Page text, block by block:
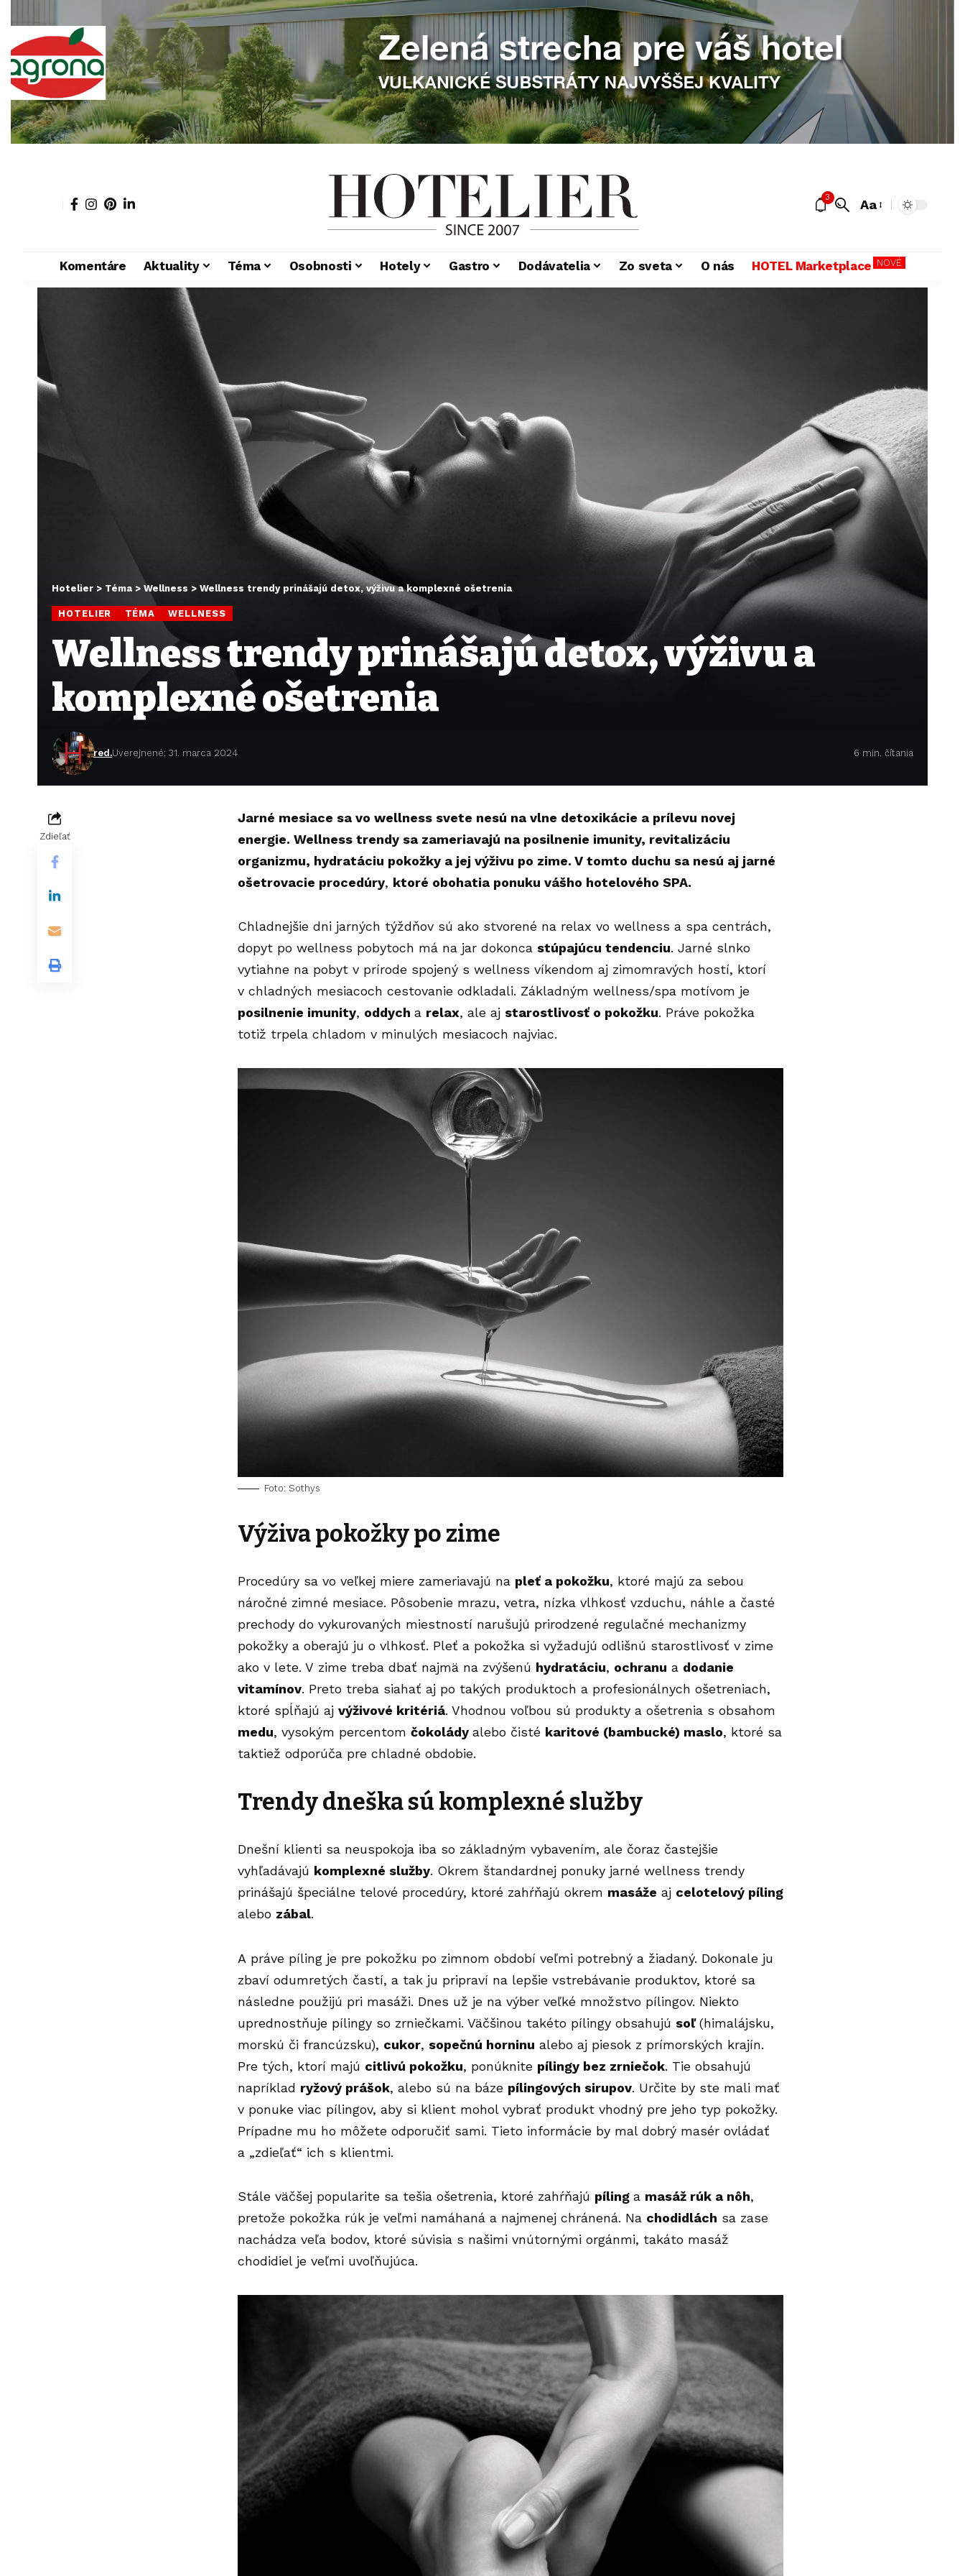
3 Aa
Komentáre Aktuality Téma Osobnosti Hotely Gastro Dodávatelia Zo sveta O nás HOTEL Marketplace NOVÉ
Hotelier > Téma > Wellness > Wellness trendy prinášajú detox, výživu a komplexné ošetrenia
HOTELIER TÉMA WELLNESS
Wellness trendy prinášajú detox, výživu a
komplexné ošetrenia
red.Uverejnené: 31. marca 2024 6 min. čítania
Zdieľať
Jarné mesiace sa vo wellness svete nesú na vlne detoxikácie a prílevu novej
energie. Wellness trendy sa zameriavajú na posilnenie imunity, revitalizáciu
organizmu, hydratáciu pokožky a jej výživu po zime. V tomto duchu sa nesú aj jarné
ošetrovacie procedúry, ktoré obohatia ponuku vášho hotelového SPA.
Chladnejšie dni jarných týždňov sú ako stvorené na relax vo wellness a spa centrách,
dopyt po wellness pobytoch má na jar dokonca stúpajúcu tendenciu. Jarné slnko
vytiahne na pobyt v prírode spojený s wellness víkendom aj zimomravých hostí, ktorí
v chladných mesiacoch cestovanie odkladali. Základným wellness/spa motívom je
posilnenie imunity, oddych a relax, ale aj starostlivosť o pokožku. Práve pokožka
totiž trpela chladom v minulých mesiacoch najviac.
Foto: Sothys
Výživa pokožky po zime
Procedúry sa vo veľkej miere zameriavajú na pleť a pokožku, ktoré majú za sebou
náročné zimné mesiace. Pôsobenie mrazu, vetra, nízka vlhkosť vzduchu, náhle a časté
prechody do vykurovaných miestností narušujú prirodzené regulačné mechanizmy
pokožky a oberajú ju o vlhkosť. Pleť a pokožka si vyžadujú odlišnú starostlivosť v zime
ako v lete. V zime treba dbať najmä na zvýšenú hydratáciu, ochranu a dodanie
vitamínov. Preto treba siahať aj po takých produktoch a profesionálnych ošetreniach,
ktoré spĺňajú aj výživové kritériá. Vhodnou voľbou sú produkty a ošetrenia s obsahom
medu, vysokým percentom čokolády alebo čisté karitové (bambucké) maslo, ktoré sa
taktiež odporúča pre chladné obdobie.
Trendy dneška sú komplexné služby
Dnešní klienti sa neuspokoja iba so základným vybavením, ale čoraz častejšie
vyhľadávajú komplexné služby. Okrem štandardnej ponuky jarné wellness trendy
prinášajú špeciálne telové procedúry, ktoré zahŕňajú okrem masáže aj celotelový píling
alebo zábal.
A práve píling je pre pokožku po zimnom období veľmi potrebný a žiadaný. Dokonale ju
zbaví odumretých častí, a tak ju pripraví na lepšie vstrebávanie produktov, ktoré sa
následne použijú pri masáži. Dnes už je na výber veľké množstvo pílingov. Niekto
uprednostňuje pílingy so zrniečkami. Väčšinou takéto pílingy obsahujú soľ(himalájsku,
morskú či francúzsku), cukor, sopečnú horninu alebo aj piesok z prímorských krajín.
Pre tých, ktorí majú citlivú pokožku, ponúknite pílingy bez zrniečok. Tie obsahujú
napríklad ryžový prášok, alebo sú na báze pílingových sirupov. Určite by ste mali mať
v ponuke viac pílingov, aby si klient mohol vybrať produkt vhodný pre jeho typ pokožky.
Prípadne mu ho môžete odporučiť sami. Tieto informácie by mal dobrý masér ovládať
a „zdieľať“ ich s klientmi.
Stále väčšej popularite sa tešia ošetrenia, ktoré zahŕňajú píling a masáž rúk a nôh,
pretože pokožka rúk je veľmi namáhaná a najmenej chránená. Na chodidlách sa zase
nachádza veľa bodov, ktoré súvisia s našimi vnútornými orgánmi, takáto masáž
chodidiel je veľmi uvoľňujúca.